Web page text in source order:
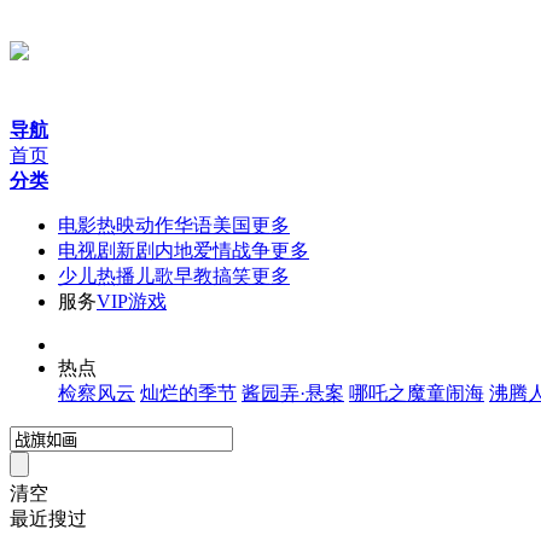
导航
首页
分类
电影热映动作华语美国更多
电视剧 新剧 内地爱情战争更多
少 儿热播 儿歌早教搞笑更多
服务VIP游戏
热点
检察风云 灿烂的季节 酱园弄·悬案 哪吒之魔童闹海 沸腾
清空
最近搜过